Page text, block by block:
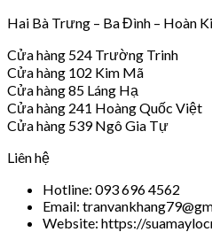
Hai Bà Trưng – Ba Đình – Hoàn
Cửa hàng 524 Trường Trinh
Cửa hàng 102 Kim Mã
Cửa hàng 85 Láng Hạ
Cửa hàng 241 Hoàng Quốc Việt
Cửa hàng 539 Ngô Gia Tự
Liên hệ
Hotline: 093 696 4562
Email:
Website: https://